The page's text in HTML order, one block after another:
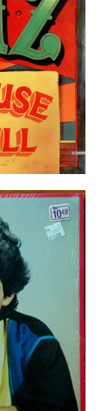
Beau _ LP